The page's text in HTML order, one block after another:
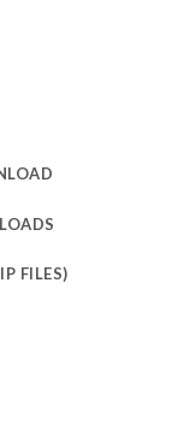
FILES)